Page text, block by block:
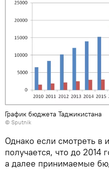
График бюджета Таджикистана
© Sputnik
Однако если смотреть в
получается, что до 2014
а далее принимаемые